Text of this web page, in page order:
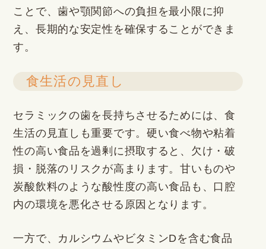
ことで、歯や顎関節への負担を最小限に抑
え、長期的な安定性を確保することができま
す。
食生活の見直し
セラミックの歯を長持ちさせるためには、食
生活の見直しも重要です。硬い食べ物や粘着
性の高い食品を過剰に摂取すると、欠け・破
損・脱落のリスクが高まります。甘いものや
炭酸飲料のような酸性度の高い食品も、口腔
内の環境を悪化させる原因となります。
一方で、カルシウムやビタミンDを含む食品